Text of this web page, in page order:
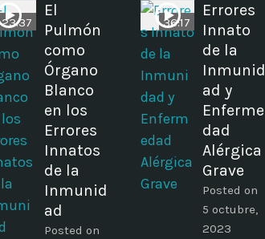
23:37
El
Pulmón
como
Órgano
Blanco
en los
Errores
Innatos
de la
Inmunid
ad
Posted on
36:17
Errores
Innato
de la
Inmunid
ad y
Enferme
dad
Alérgica
Grave
Posted on
5 octubre,
2023